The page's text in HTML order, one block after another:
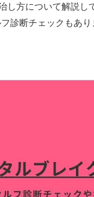
方について解説し
診断チェックもあ